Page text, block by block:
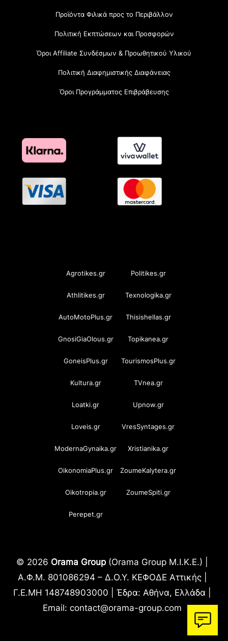
Προϊόντα Φιλικά προς το Περιβάλλον
Πολιτική Εκπτώσεων και Προσφορών
Όροι Affiliate Συνδέσμων & Προωθητικού Υλικού
Πολιτική Διαφημιστικής Διαφάνειας
Όροι Προγράμματος Επιβράβευσης
Agrotikes.gr Politikes.gr
Athlitikes.gr Texnologika.gr
AutoMotoPlus.gr Thisishellas.gr
GnosiGiaOlous.gr Topikanea.gr
GoneisPlus.gr TourismosPlus.gr
Kultura.gr TVnea.gr
Loatki.gr Upnow.gr
Loveis.gr VresSyntages.gr
ModernaGynaika.gr Xristianika.gr
OikonomiaPlus.gr ZoumeKalytera.gr
Oikotropia.gr ZoumeSpiti.gr
Perepet.gr
© 2026 Orama Group(Orama Group Μ.Ι.Κ.Ε.) |
Α.Φ.Μ. 801086294 – Δ.Ο.Υ. ΚΕΦΟΔΕ Αττικής |
Γ.Ε.ΜΗ 148748903000 | Έδρα: Αθήνα, Ελλάδα |
Email: contact@orama-group.com